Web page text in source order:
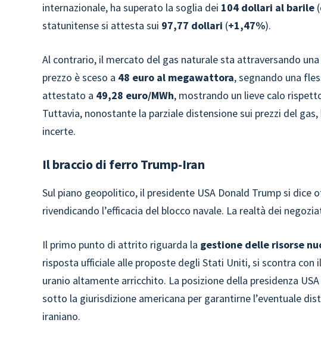
internazionale, ha superato la soglia dei 104 dollari al barile
statunitense si attesta sui 97,77 dollari (+1,47%).
Al contrario, il mercato del gas naturale sta attraversando
prezzo è sceso a 48 euro al megawattora, segnando una
attestato a 49,28 euro/MWh, mostrando un lieve calo
Tuttavia, nonostante la parziale distensione sui prezzi del
incerte.
Il braccio di ferro Trump-Iran
Sul piano geopolitico, il presidente USA Donald Trump si dice
rivendicando l’efficacia del blocco navale. La realtà dei
Il primo punto di attrito riguarda la gestione delle risorse
risposta ufficiale alle proposte degli Stati Uniti, si scontra
uranio altamente arricchito. La posizione della presidenza
sotto la giurisdizione americana per garantirne l’eventuale
iraniano.